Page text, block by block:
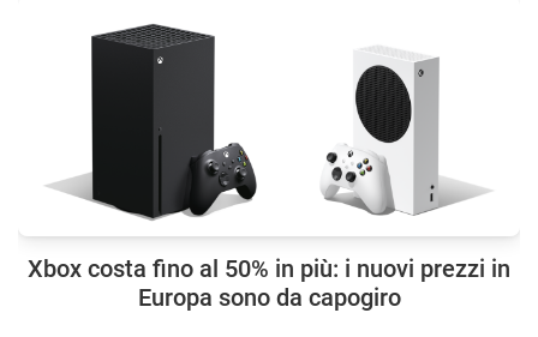
Xbox costa fino al 50% in più: i nuovi prezzi in
Europa sono da capogiro